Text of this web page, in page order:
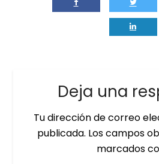
Deja una
Tu dirección de correo
publicada. Los campos
marcados